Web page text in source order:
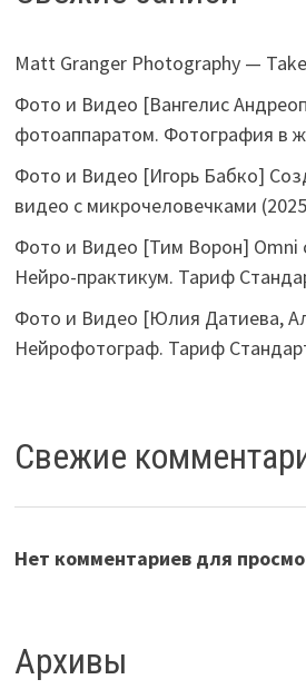
Matt Granger Photography —
Фото и Видео [Вангелис
фотоаппаратом. Фотография в
Фото и Видео [Игорь Бабко]
видео с микрочеловечками
Фото и Видео [Тим Ворон] Omni
Нейро-практикум. Тариф
Фото и Видео [Юлия Датиева,
Нейрофотограф. Тариф
Свежие
Нет комментариев для
Архивы